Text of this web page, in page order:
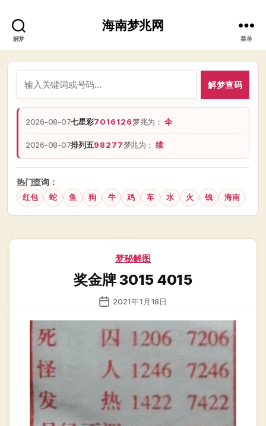
解梦
海南梦兆网
菜单
解梦查码
2026-08-07七星彩7016126梦兆为：伞
2026-08-07排列五98277梦兆为：绩
热门查询：
红包 蛇 鱼 狗 牛 鸡 车 水 火 钱 海南
分
梦秘解图
奖金牌 3015 4015
发
日
期
2021年1月18日